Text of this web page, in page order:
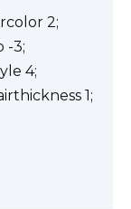
2;
-3;
4;
1;